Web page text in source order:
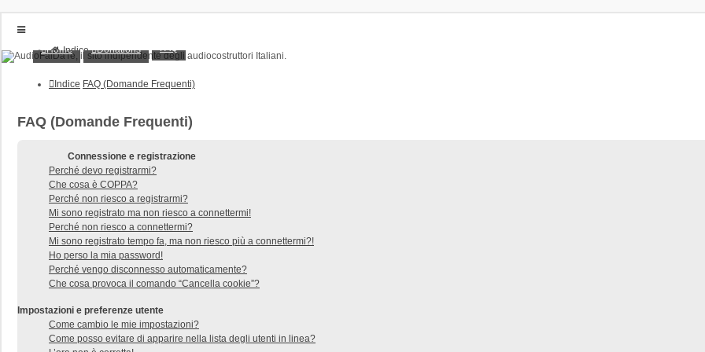
Indice
Home
FAQ
Home
Iscriviti
Home Donations
Indice FAQ (Domande Frequenti)
FAQ (Domande Frequenti)
Connessione e registrazione
Perché devo registrarmi?
Che cosa è COPPA?
Perché non riesco a registrarmi?
Mi sono registrato ma non riesco a connettermi!
Perché non riesco a connettermi?
Mi sono registrato tempo fa, ma non riesco più a connettermi?!
Ho perso la mia password!
Perché vengo disconnesso automaticamente?
Che cosa provoca il comando “Cancella cookie”?
Impostazioni e preferenze utente
Come cambio le mie impostazioni?
Come posso evitare di apparire nella lista degli utenti in linea?